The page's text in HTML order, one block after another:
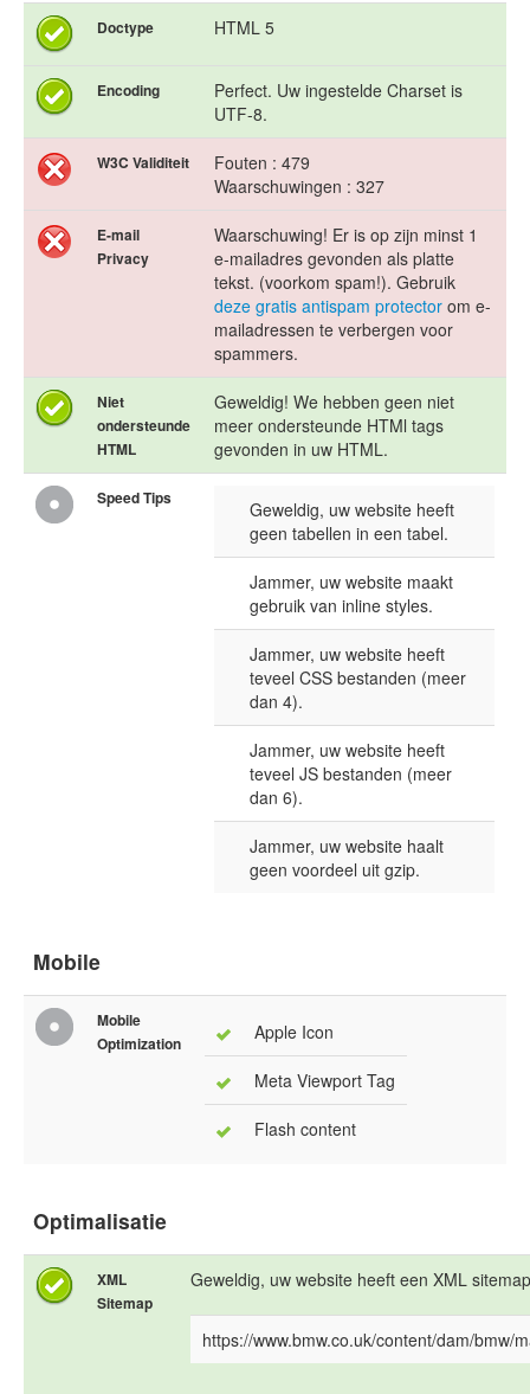
Doctype HTML 5
Encoding
Perfect. Uw ingestelde Charset is
UTF-8.
W3C Validiteit
Fouten : 479
Waarschuwingen : 327
E-mail
Privacy
Waarschuwing! Er is op zijn minst 1
e-mailadres gevonden als platte
tekst. (voorkom spam!). Gebruik
deze gratis antispam protector om e-
mailadressen te verbergen voor
spammers.
Niet
ondersteunde
HTML
Geweldig! We hebben geen niet
meer ondersteunde HTMl tags
gevonden in uw HTML.
Speed Tips
Geweldig, uw website heeft
geen tabellen in een tabel.
Jammer, uw website maakt
gebruik van inline styles.
Jammer, uw website heeft
teveel CSS bestanden (meer
dan 4).
Jammer, uw website heeft
teveel JS bestanden (meer
dan 6).
Jammer, uw website haalt
geen voordeel uit gzip.
Mobile
Mobile
Optimization
Apple Icon
Meta Viewport Tag
Flash content
Optimalisatie
XML
Sitemap
Geweldig, uw website heeft een XML
https://www.bmw.co.uk/content/dam/bmw/